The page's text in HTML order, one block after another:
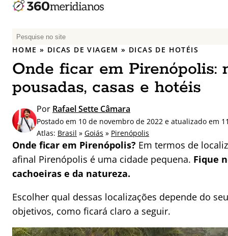
P
e
q
u
i
a
r
p
o
:
HOME » DICAS DE VIAGEM » DICAS DE HOTÉIS
Onde ficar em Pirenópolis:
pousadas, casas e hotéis
Por Rafael Sette Câmara
Postado em 10 de novembro de 2022 e atualizado em
Atlas: Brasil » Goiás » Pirenópolis
Onde ficar em Pirenópolis? Em termos de
afinal Pirenópolis é uma cidade pequena. Fique
cachoeiras e da natureza.
Escolher qual dessas localizações depende do
objetivos, como ficará claro a seguir.